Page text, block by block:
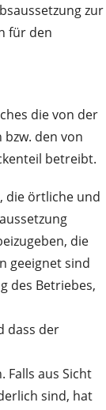
zur
für den
die von der
den von
betreibt.
die örtliche und
die
geeignet sind
des Betriebes,
dass der
Falls aus Sicht
sind, hat